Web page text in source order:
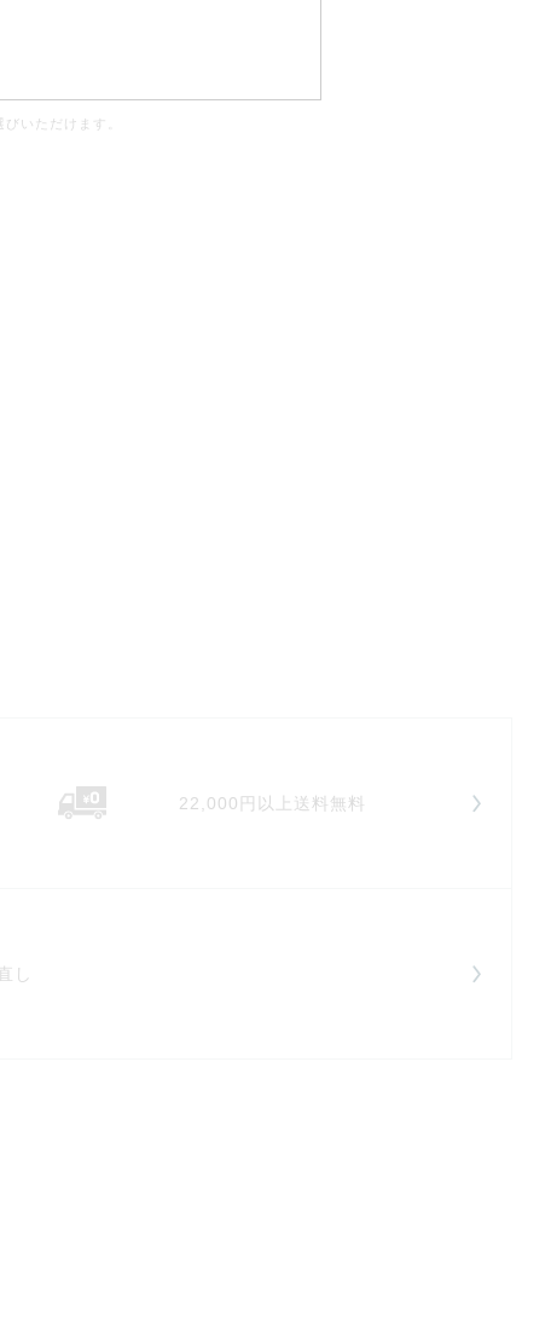
びいただけます。
22,000円以上送料無料
し